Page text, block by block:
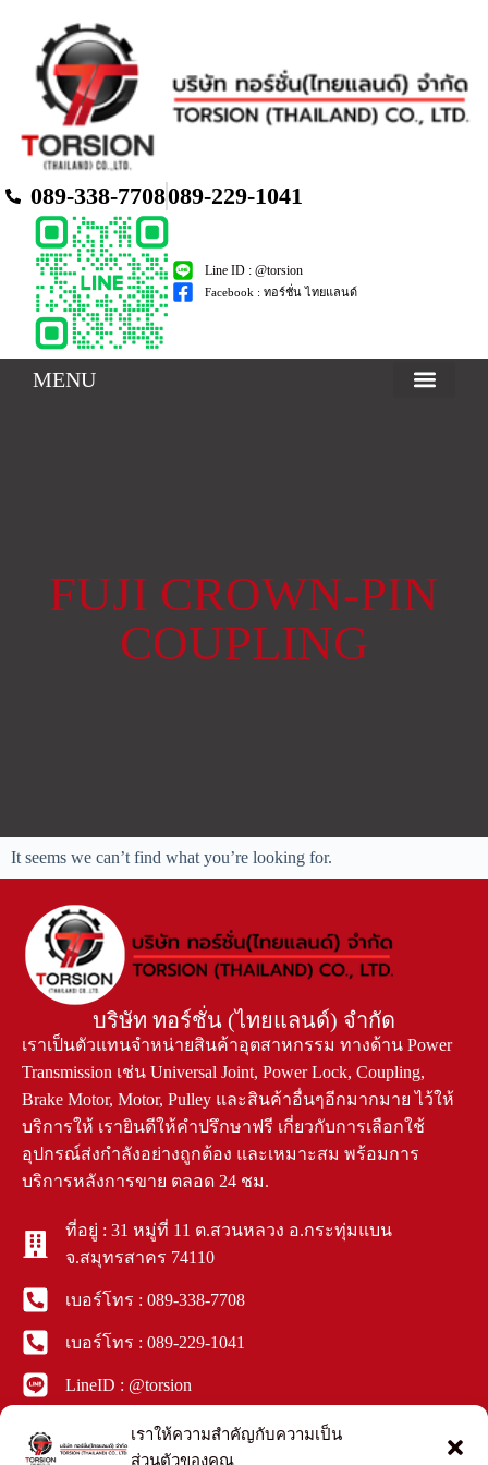
เราให้ความสำคัญกับความเป็น
ส่วนตัวของคุณ
089-338-7708089-229-1041
Line ID : @torsion
Facebook : ทอร์ชั่น ไทยแลนด์
MENU
FUJI CROWN-PIN
COUPLING
It seems we can’t find what you’re looking for.
บริษัท ทอร์ชั่น (ไทยแลนด์) จำกัด
เราเป็นตัวแทนจำหน่ายสินค้าอุตสาหกรรม ทางด้าน Power
Transmission เช่น Universal Joint, Power Lock, Coupling,
Brake Motor, Motor, Pulley และสินค้าอื่นๆอีกมากมาย ไว้ให้
บริการให้ เรายินดีให้คำปรึกษาฟรี เกี่ยวกับการเลือกใช้
อุปกรณ์ส่งกำลังอย่างถูกต้อง และเหมาะสม พร้อมการ
บริการหลังการขาย ตลอด 24 ชม.
ที่อยู่ : 31 หมู่ที่ 11 ต.สวนหลวง อ.กระทุ่มแบน
จ.สมุทรสาคร 74110
เบอร์โทร : 089-338-7708
เบอร์โทร : 089-229-1041
LineID : @torsion
Facebook : ทอร์ชั่น ไทยแลนด์